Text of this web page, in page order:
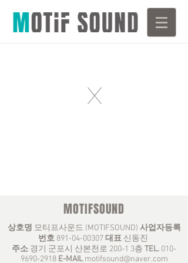
X
MOTIFSOUND
상호명 모티프사운드 (MOTIFSOUND) 사업자등록
번호 891-04-00307대표 신동진
주소 경기 군포시 산본천로 200-1 3층 TEL. 010-
9690-2918 E-MAIL motifsound@naver.com